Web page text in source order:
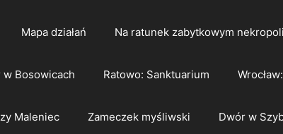
Mapa działań Na ratunek zabytkowym
w Bosowicach Ratowo: Sanktuarium
Maleniec Zameczek myśliwski Dwór w